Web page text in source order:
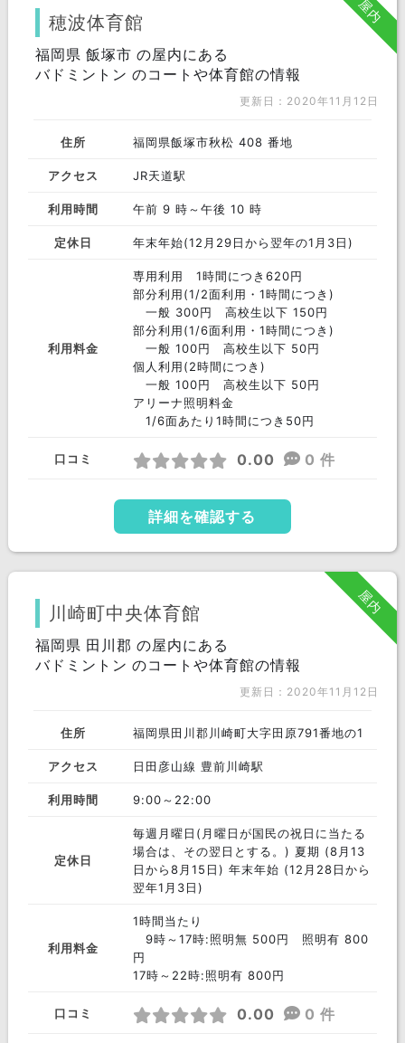
屋内
穂波体育館
福岡県 飯塚市 の屋内にある
バドミントン のコートや体育館の情報
更新日：2020年11月12日
住所 福岡県飯塚市秋松 408 番地
アクセス JR天道駅
利用時間 午前 9 時～午後 10 時
定休日 年末年始(12月29日から翌年の1月3日)
利用料金
専用利用 1時間につき620円
部分利用(1/2面利用・1時間につき)
一般 300円 高校生以下 150円
部分利用(1/6面利用・1時間につき)
一般 100円 高校生以下 50円
個人利用(2時間につき)
一般 100円 高校生以下 50円
アリーナ照明料金
1/6面あたり1時間につき50円
口コミ 0.00 0 件
詳細を確認する
屋内
川崎町中央体育館
福岡県 田川郡 の屋内にある
バドミントン のコートや体育館の情報
更新日：2020年11月12日
住所 福岡県田川郡川崎町大字田原791番地の1
アクセス 日田彦山線 豊前川崎駅
利用時間 9:00～22:00
定休日
毎週月曜日(月曜日が国民の祝日に当たる
場合は、その翌日とする。) 夏期 (8月13
日から8月15日) 年末年始 (12月28日から
翌年1月3日)
利用料金
1時間当たり
9時～17時:照明無 500円 照明有 800
円
17時～22時:照明有 800円
口コミ 0.00 0 件